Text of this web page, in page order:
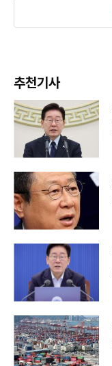
추천기사